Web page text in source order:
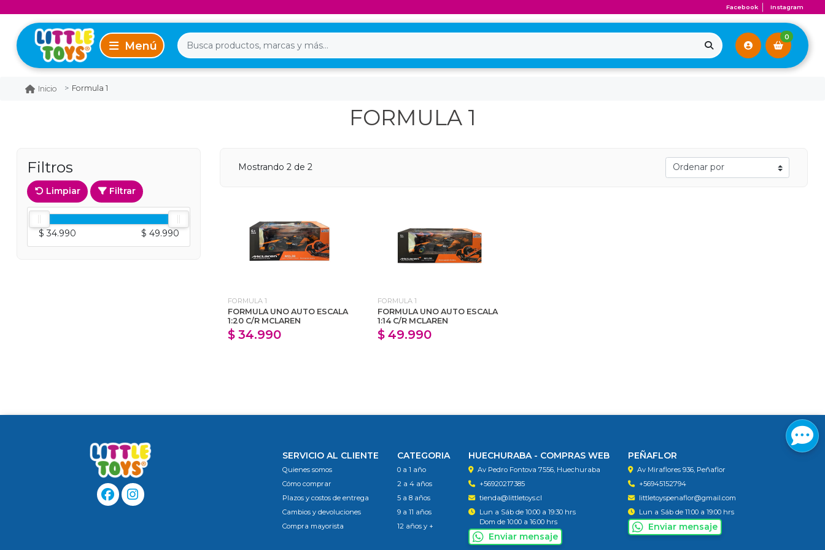
Facebook Instagram
0
Inicio Formula 1
FORMULA 1
Filtros
Limpiar Filtrar
$ 34.990 $ 49.990
Mostrando 2 de 2
FORMULA 1
FORMULA UNO AUTO ESCALA
1:20 C/R MCLAREN
$ 34.990
FORMULA 1
FORMULA UNO AUTO ESCALA
1:14 C/R MCLAREN
$ 49.990
SERVICIO AL CLIENTE
Quienes somos
Cómo comprar
Plazos y costos de entrega
Cambios y devoluciones
Compra mayorista
CATEGORIA
0 a 1 año
2 a 4 años
5 a 8 años
9 a 11 años
12 años y +
HUECHURABA - COMPRAS WEB
Av Pedro Fontova 7556, Huechuraba
+56920217385
tienda@littletoys.cl
Lun a Sáb de 10:00 a 19:30 hrs
Dom de 10:00 a 16:00 hrs
Enviar mensaje
PEÑAFLOR
Av Miraflores 936, Peñaflor
+56945152794
littletoyspenaflor@gmail.com
Lun a Sáb de 11:00 a 19:00 hrs
Enviar mensaje